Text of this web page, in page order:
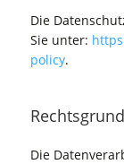
Die
Sie unter:
policy.
Die